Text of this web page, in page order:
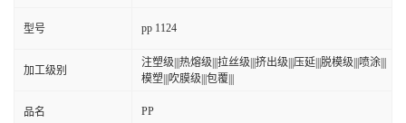
型号 pp 1124
加工级别
注塑级|||热熔级|||拉丝级|||挤出级|||压延|||脱模级|||喷涂|||
模塑|||吹膜级|||包覆|||
品名 PP